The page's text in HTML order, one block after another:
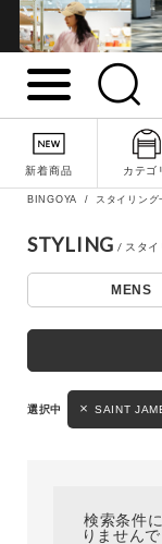
新着商品 カテゴ
BINGOYA スタイリング
STYLING
MENS
SAINT
検索条件
りません